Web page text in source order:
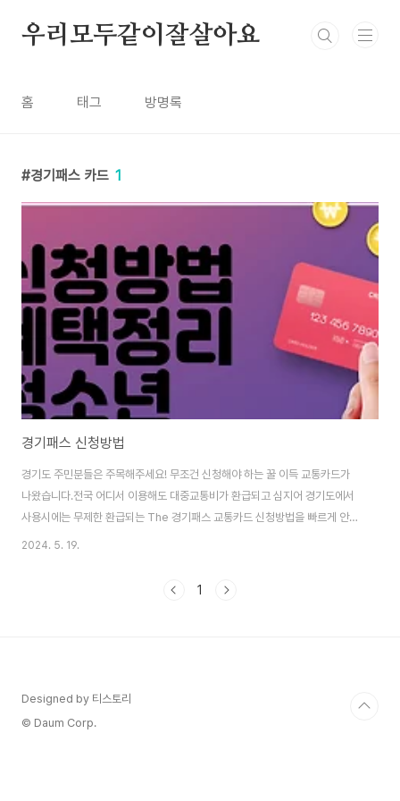
우리모두같이잘살아요
홈 태그 방명록
경기패스 카드 1
경기패스 신청방법
경기도 주민분들은 주목해주세요! 무조건 신청해야 하는 꿀 이득 교통카드가
나왔습니다.전국 어디서 이용해도 대중교통비가 환급되고 심지어 경기도에서
사용시에는 무제한 환급되는 The 경기패스 교통카드 신청방법을 빠르게 안내
드립니다. 경기패스 신청 The 경기패스는 K 패스에 경기도의 혜택을 더한 카
라 무제한으로 환급해주는 교통카드이기 때문에 안하면 무조건 손해입니
2024. 5. 19.
1
Designed by 티스토리
© Daum Corp.